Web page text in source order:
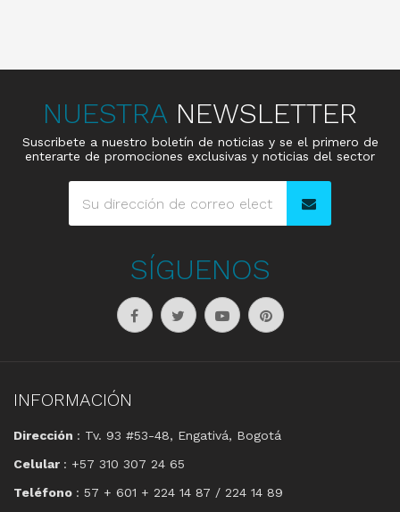
NUESTRA NEWSLETTER
Suscribete a nuestro boletín de noticias y se el primero de
enterarte de promociones exclusivas y noticias del sector
SÍGUENOS
INFORMACIÓN
Dirección : Tv. 93 #53-48, Engativá, Bogotá
Celular : +57 310 307 24 65
Teléfono : 57 + 601 + 224 14 87 / 224 14 89